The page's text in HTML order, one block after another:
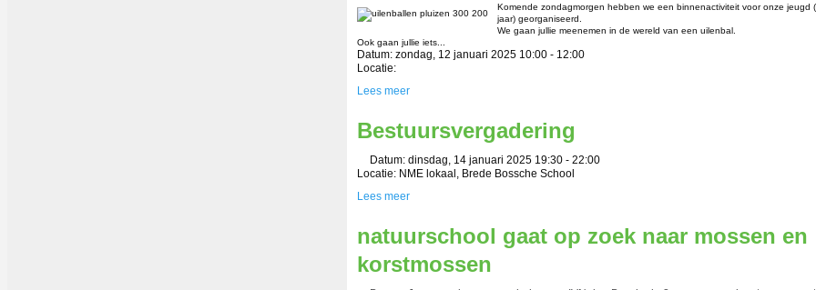
Komende zondagmorgen hebben we een binnenactiviteit voor onze jeugd
jaar) georganiseerd.
We gaan jullie meenemen in de wereld van een uilenbal.
Ook gaan jullie iets...
Datum: zondag, 12 januari 2025 10:00 - 12:00
Locatie:
Lees meer
Bestuursvergadering
Datum: dinsdag, 14 januari 2025 19:30 - 22:00
Locatie: NME lokaal, Brede Bossche School
Lees meer
natuurschool gaat op zoek naar mossen en
korstmossen